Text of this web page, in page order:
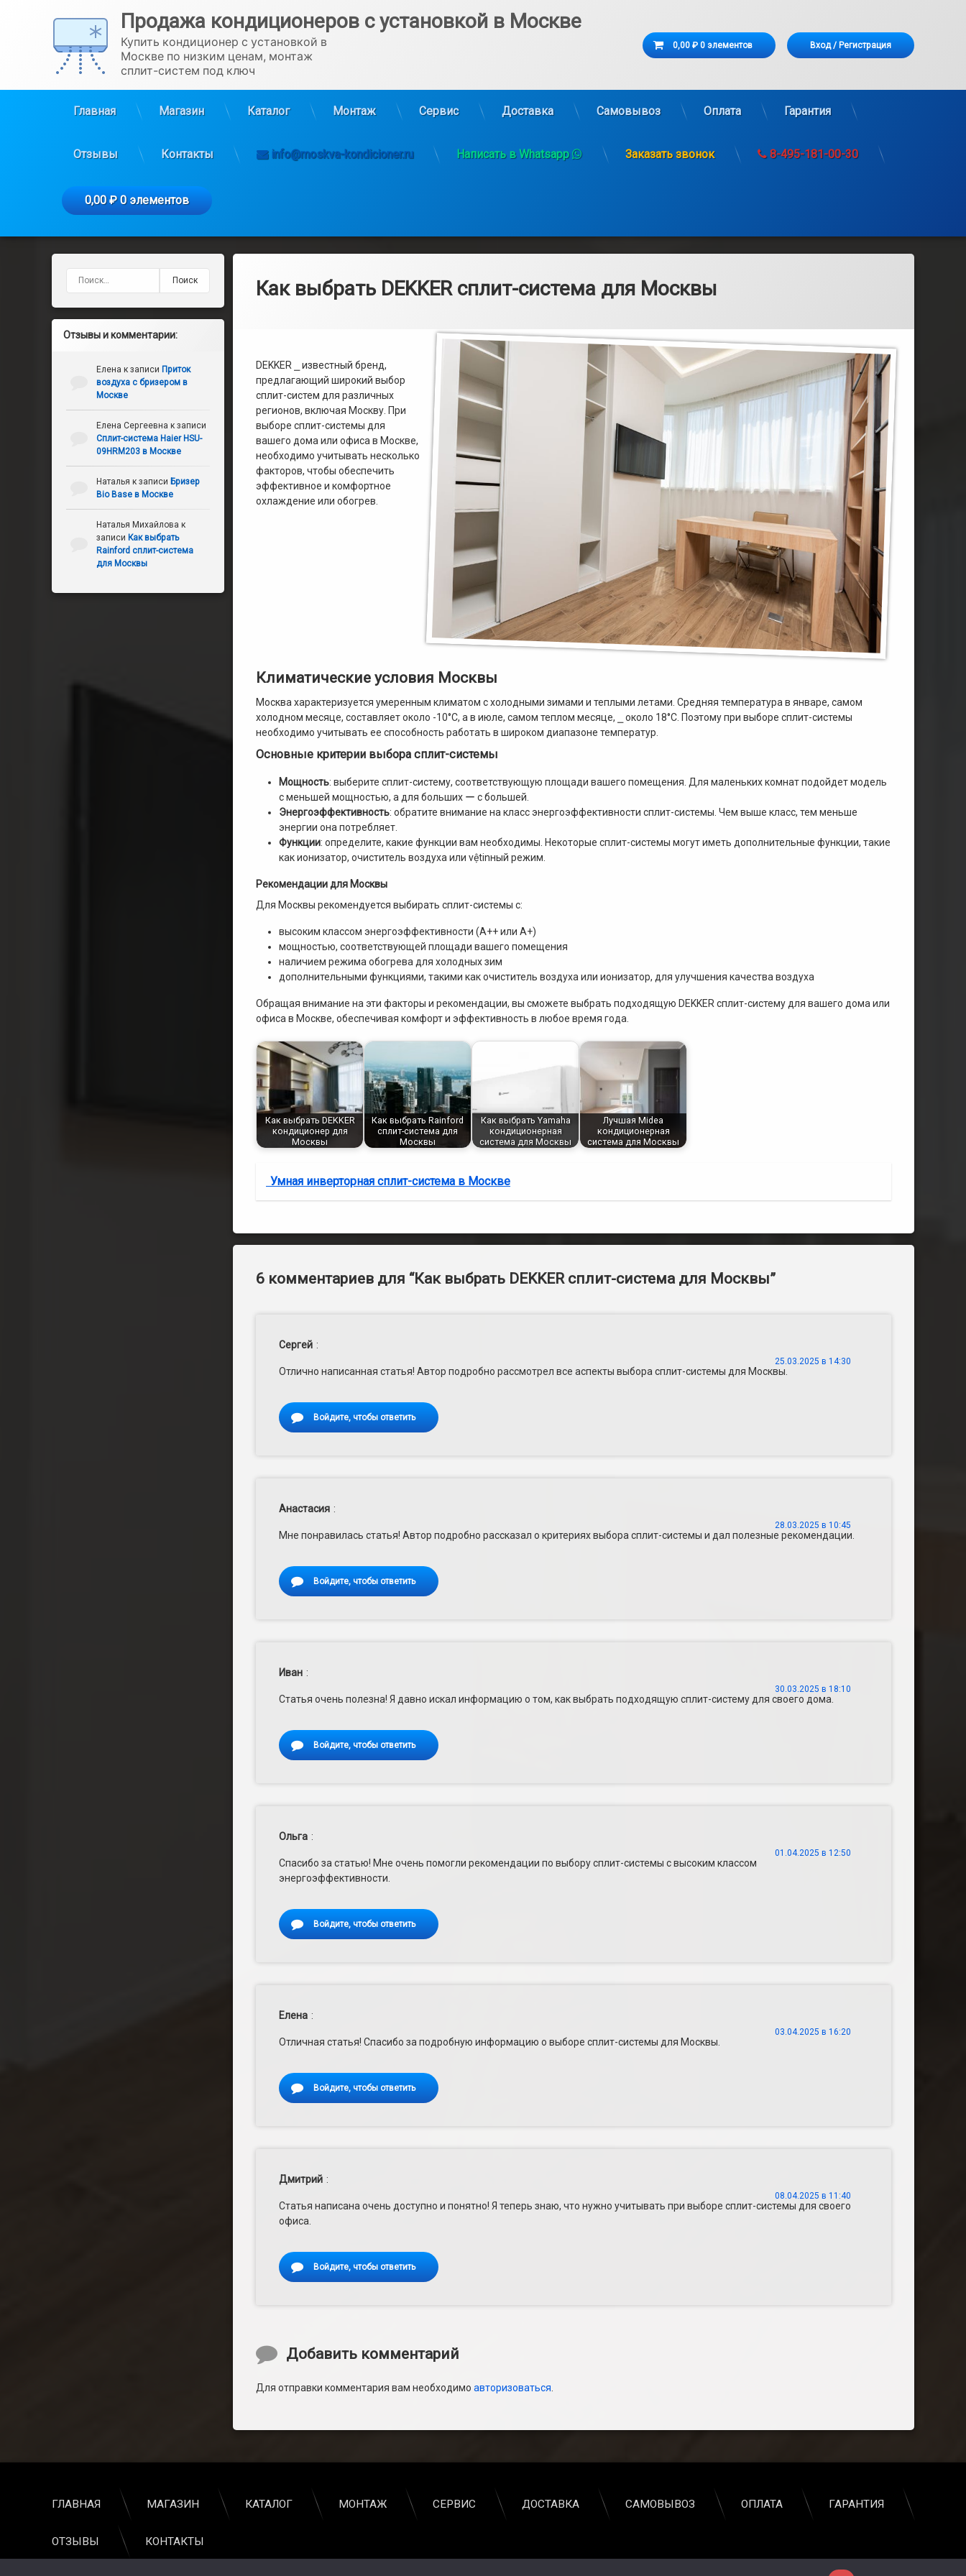
Продажа кондиционеров с установкой в Москве
Купить кондиционер с установкой в
Москве по низким ценам, монтаж
сплит-систем под ключ
Корзина
0,00 ₽ 0 элементов Вход/ Регистрация
Главная Магазин Каталог Монтаж Сервис Доставка Самовывоз Оплата Гарантия
Отзывы Контакты info@moskva-kondicioner.ru Написать в Whatsapp Заказать звонок 8-495-181-00-30
0,00 ₽0 элементов
Как выбрать DEKKER сплит-система для Москвы
DEKKER ⎯ известный бренд,
предлагающий широкий выбор
сплит-систем для различных
регионов, включая Москву. При
выборе сплит-системы для
вашего дома или офиса в Москве,
необходимо учитывать несколько
факторов, чтобы обеспечить
эффективное и комфортное
охлаждение или обогрев.
Климатические условия Москвы
Москва характеризуется умеренным климатом с холодными зимами и теплыми летами. Средняя температура в январе, самом
холодном месяце, составляет около -10°C, а в июле, самом теплом месяце, ⎯ около 18°C. Поэтому при выборе сплит-системы
необходимо учитывать ее способность работать в широком диапазоне температур.
Основные критерии выбора сплит-системы
Мощность: выберите сплит-систему, соответствующую площади вашего помещения. Для маленьких комнат подойдет модель
с меньшей мощностью, а для больших ー с большей.
Энергоэффективность: обратите внимание на класс энергоэффективности сплит-системы. Чем выше класс, тем меньше
энергии она потребляет.
Функции: определите, какие функции вам необходимы. Некоторые сплит-системы могут иметь дополнительные функции, такие
как ионизатор, очиститель воздуха или vệtinный режим.
Рекомендации для Москвы
Для Москвы рекомендуется выбирать сплит-системы с:
высоким классом энергоэффективности (A++ или A+)
мощностью, соответствующей площади вашего помещения
наличием режима обогрева для холодных зим
дополнительными функциями, такими как очиститель воздуха или ионизатор, для улучшения качества воздуха
Обращая внимание на эти факторы и рекомендации, вы сможете выбрать подходящую DEKKER сплит-систему для вашего дома или
офиса в Москве, обеспечивая комфорт и эффективность в любое время года.
Как выбрать DEKKER
кондиционер для
Москвы
Как выбрать Rainford
сплит-система для
Москвы
Как выбрать Yamaha
кондиционерная
система для Москвы
Лучшая Midea
кондиционерная
система для Москвы
Умная инверторная сплит-система в Москве
6 комментариев для “Как выбрать DEKKER сплит-система для Москвы”
Сергей :
25.03.2025 в 14:30
Отлично написанная статья! Автор подробно рассмотрел все аспекты выбора сплит-системы для Москвы.
Войдите, чтобы ответить
Анастасия :
28.03.2025 в 10:45
Мне понравилась статья! Автор подробно рассказал о критериях выбора сплит-системы и дал полезные рекомендации.
Войдите, чтобы ответить
Иван :
30.03.2025 в 18:10
Статья очень полезна! Я давно искал информацию о том, как выбрать подходящую сплит-систему для своего дома.
Войдите, чтобы ответить
Ольга :
01.04.2025 в 12:50
Спасибо за статью! Мне очень помогли рекомендации по выбору сплит-системы с высоким классом
энергоэффективности.
Войдите, чтобы ответить
Елена :
03.04.2025 в 16:20
Отличная статья! Спасибо за подробную информацию о выборе сплит-системы для Москвы.
Войдите, чтобы ответить
Дмитрий :
08.04.2025 в 11:40
Статья написана очень доступно и понятно! Я теперь знаю, что нужно учитывать при выборе сплит-системы для своего
офиса.
Войдите, чтобы ответить
Добавить комментарий
Для отправки комментария вам необходимо авторизоваться
Отзывы и комментарии:
Елена к записи Приток
воздуха с бризером в
Москве
Елена Сергеевна к записи
Сплит-система Haier HSU-
09HRM203 в Москве
Наталья к записи Бризер
Bio Base в Москве
Наталья Михайлова к
записи Как выбрать
Rainford сплит-система
для Москвы
ГЛАВНАЯ МАГАЗИН КАТАЛОГ МОНТАЖ СЕРВИС ДОСТАВКА САМОВЫВОЗ ОПЛАТА ГАРАНТИЯ
ОТЗЫВЫ КОНТАКТЫ